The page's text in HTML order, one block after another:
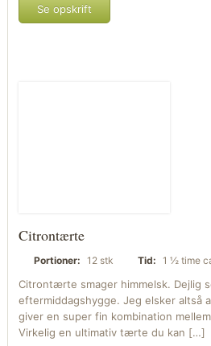
Se opskrift
Citrontærte
Portioner: 12 stk Tid: 1 ½ time
Citrontærte smager himmelsk. Dejlig
eftermiddagshygge. Jeg elsker altså
giver en super fin kombination
Virkelig en ultimativ tærte du kan […]